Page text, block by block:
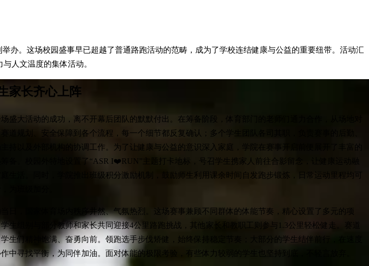
办。这场校园盛事早已超越了普通路跑活动的范畴，成为了学校连结健康与公益的重要纽带。活动汇
人文温度的集体活动。
家长齐心上阵
盛大活动的成功，离不开幕后团队的默默付出。在筹备阶段，体育部门的老师们通力合作，从场地对
赛道规划、安全保障到各个流程，每一个细节都反复确认；多个学生团队各司其职，负责赛事的后勤、
主持以及外部机构的协调工作。为了让健康与公益的意识深入家庭，学院在赛事开启前便展开了丰富的
筹备。校园外特地设置了“ASR I❤️RUN”主题打卡地标，号召学生携家人前往合影留念，让健康运动融
庭生活。同时，学院推出班级积分激励机制，鼓励师生利用课余时间自发跑步锻炼，日常运动里程均可
当日，国家体育场内秩序井然、气氛热烈。这场赛事兼顾不同群体的体能节奏，精心设置了多元的项
学生组别与部分教师和家长共同迎接4公里路跑挑战，其他家长和教职工则参与1.3公里轻松健走。赛道
生们精神饱满、奋勇向前。领跑选手步伐矫健，始终保持稳定节奏；大部分的学生结伴前行，在速度
中寻找平衡，为同伴加油。面对体能的极限考验，有些体力较弱的学生也坚持到底，不轻言放弃。